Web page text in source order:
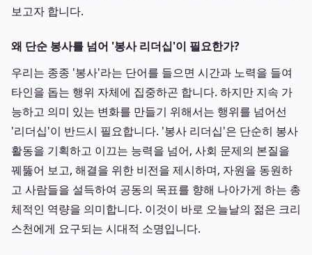
보고자 합니다.
왜 단순 봉사를 넘어 '봉사 리더십'이 필요한가?
우리는 종종 '봉사'라는 단어를 들으면 시간과 노력을 들여
타인을 돕는 행위 자체에 집중하곤 합니다. 하지만 지속 가
능하고 의미 있는 변화를 만들기 위해서는 행위를 넘어선
'리더십'이 반드시 필요합니다. '봉사 리더십'은 단순히 봉사
활동을 기획하고 이끄는 능력을 넘어, 사회 문제의 본질을
꿰뚫어 보고, 해결을 위한 비전을 제시하며, 자원을 동원하
고 사람들을 설득하여 공동의 목표를 향해 나아가게 하는 총
체적인 역량을 의미합니다. 이것이 바로 오늘날의 젊은 크리
스천에게 요구되는 시대적 소명입니다.